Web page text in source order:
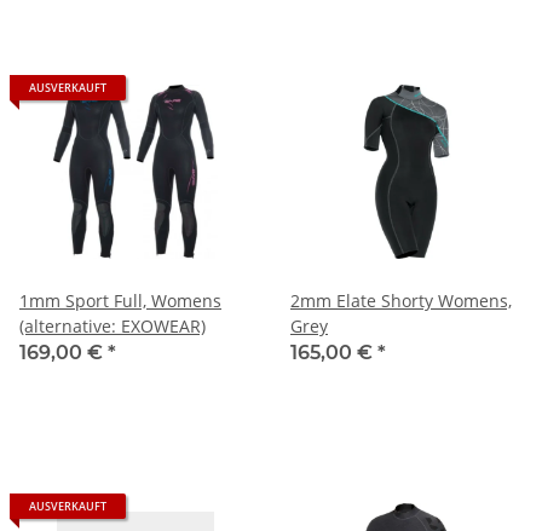
AUSVERKAUFT
1mm Sport Full, Womens
(alternative: EXOWEAR)
169,00 € *
2mm Elate Shorty Womens,
Grey
165,00 € *
AUSVERKAUFT